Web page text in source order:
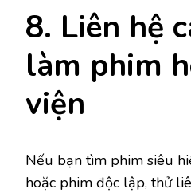
8. Liên hệ
làm phim
viện
Nếu bạn tìm phim siêu
hoặc phim độc lập, thử